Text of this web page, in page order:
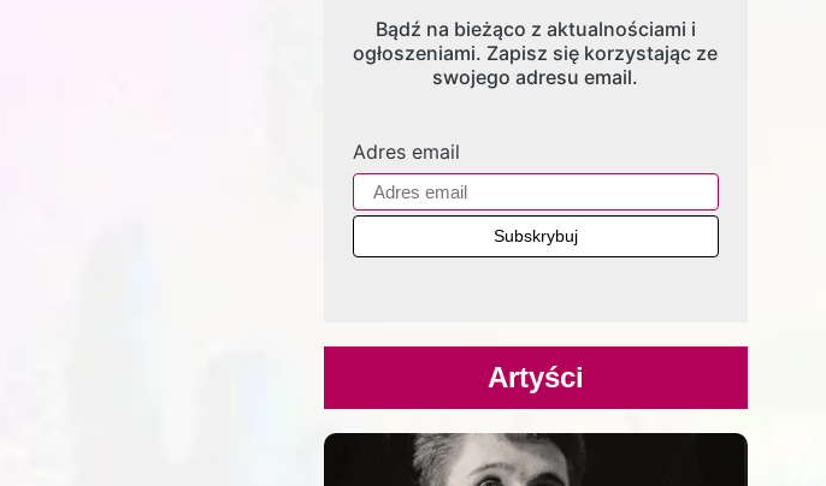
Bądź na bieżąco z aktualnościami i
ogłoszeniami. Zapisz się korzystając ze
swojego adresu email.
Adres email
Artyści